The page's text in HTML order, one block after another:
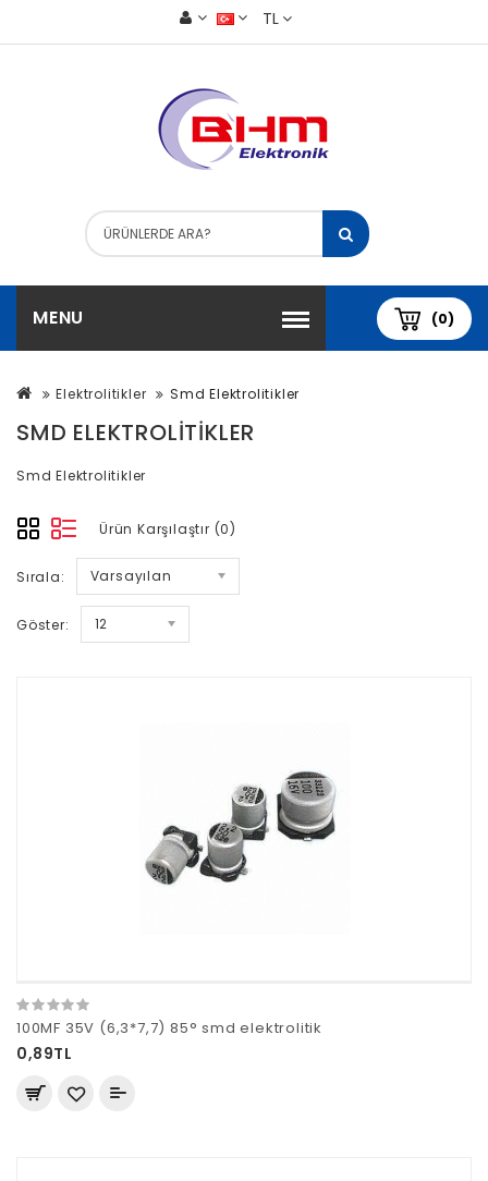
TL
(0)
MENU
Elektrolitikler Smd Elektrolitikler
SMD ELEKTROLITIKLER
Smd Elektrolitikler
Ürün Karşılaştır (0)
Sırala: Varsayılan
Göster: 12
100MF 35V (6,3*7,7) 85° smd elektrolitik
0,89TL